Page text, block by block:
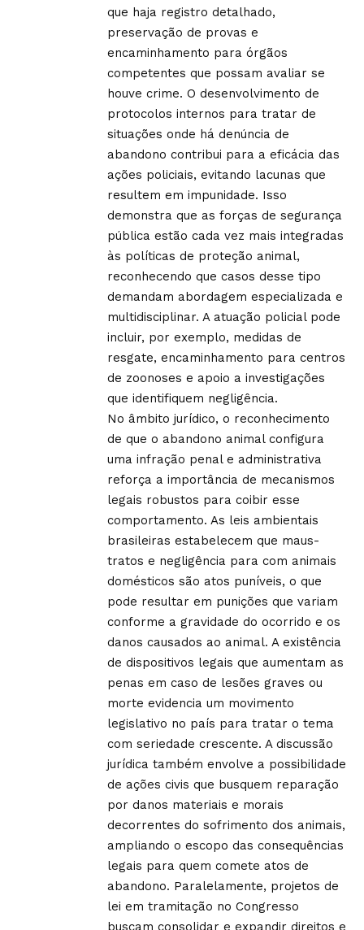
que haja registro detalhado,
preservação de provas e
encaminhamento para órgãos
competentes que possam avaliar se
houve crime. O desenvolvimento de
protocolos internos para tratar de
situações onde há denúncia de
abandono contribui para a eficácia das
ações policiais, evitando lacunas que
resultem em impunidade. Isso
demonstra que as forças de segurança
pública estão cada vez mais integradas
às políticas de proteção animal,
reconhecendo que casos desse tipo
demandam abordagem especializada e
multidisciplinar. A atuação policial pode
incluir, por exemplo, medidas de
resgate, encaminhamento para centros
de zoonoses e apoio a investigações
que identifiquem negligência.
No âmbito jurídico, o reconhecimento
de que o abandono animal configura
uma infração penal e administrativa
reforça a importância de mecanismos
legais robustos para coibir esse
comportamento. As leis ambientais
brasileiras estabelecem que maus-
tratos e negligência para com animais
domésticos são atos puníveis, o que
pode resultar em punições que variam
conforme a gravidade do ocorrido e os
danos causados ao animal. A existência
de dispositivos legais que aumentam as
penas em caso de lesões graves ou
morte evidencia um movimento
legislativo no país para tratar o tema
com seriedade crescente. A discussão
jurídica também envolve a possibilidade
de ações civis que busquem reparação
por danos materiais e morais
decorrentes do sofrimento dos animais,
ampliando o escopo das consequências
legais para quem comete atos de
abandono. Paralelamente, projetos de
lei em tramitação no Congresso
buscam consolidar e expandir direitos e